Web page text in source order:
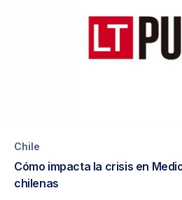
Chile
Cómo impacta la crisis en
chilenas